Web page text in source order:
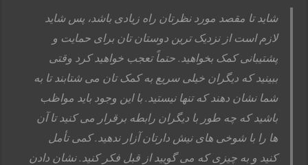
شاید تا مقصد مورد نظرتان راه زیادی باشد، پس شاید
لازم است از نزدیک ترین دوستان تان برای حمایت و
پشتیبانی کمک بخواهید. حتماً تعجب خواهید کرد وقتی
ببینید که دیگران خیلی سریع به کمک تان می شتابند تا به
شما نشان دهند که تنها نیستید. با این وجود باید مواظب
باشید که چه طور با دیگران رابطه برقرار می کنید تا آن
ها را با شوخی های نیش دارتان آزار ندهید. کمی تأمل
کنید و به چیزی که می گویید از قبل فکر کنید. نشان دادن